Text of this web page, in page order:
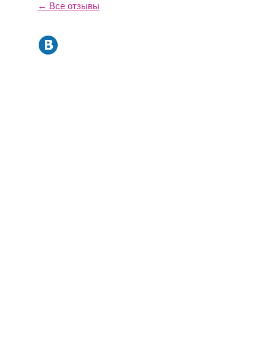
← Все отзывы